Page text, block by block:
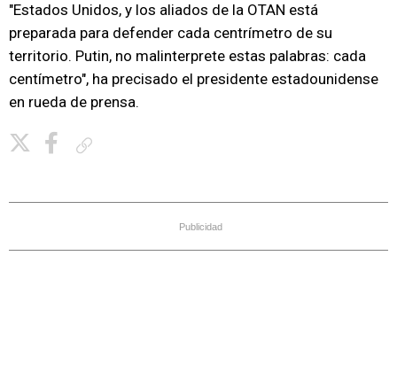
"Estados Unidos, y los aliados de la OTAN está
preparada para defender cada centrímetro de su
territorio. Putin, no malinterprete estas palabras: cada
centímetro", ha precisado el presidente estadounidense
en rueda de prensa.
Publicidad